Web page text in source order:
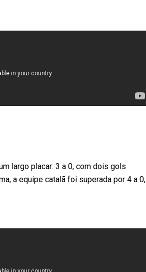
largo placar: 3 a 0, com dois gols
a equipe catalã foi superada por 4 a 0,